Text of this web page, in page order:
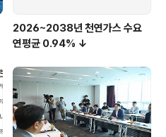
2026~2038년 천연가스 수요
연평균 0.94% ↓